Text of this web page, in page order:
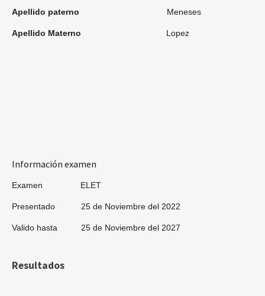
Apellido paterno Meneses
Apellido Materno Lopez
Información examen
Examen ELET
Presentado 25 de Noviembre del 2022
Valido hasta 25 de Noviembre del 2027
Resultados